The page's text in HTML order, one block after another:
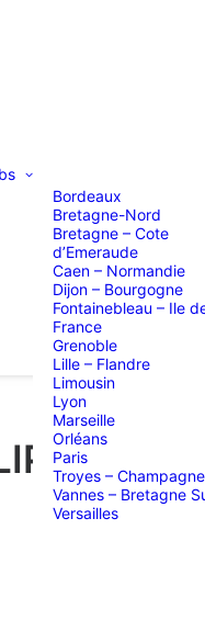
Bordeaux
Bretagne-Nord
Bretagne – Cote
d’Emeraude
Caen – Normandie
Dijon – Bourgogne
Fontainebleau – Ile
France
Grenoble
Lille – Flandre
Limousin
Lyon
Marseille
Orléans
Paris
Troyes – Champagne
Vannes – Bretagne
Versailles